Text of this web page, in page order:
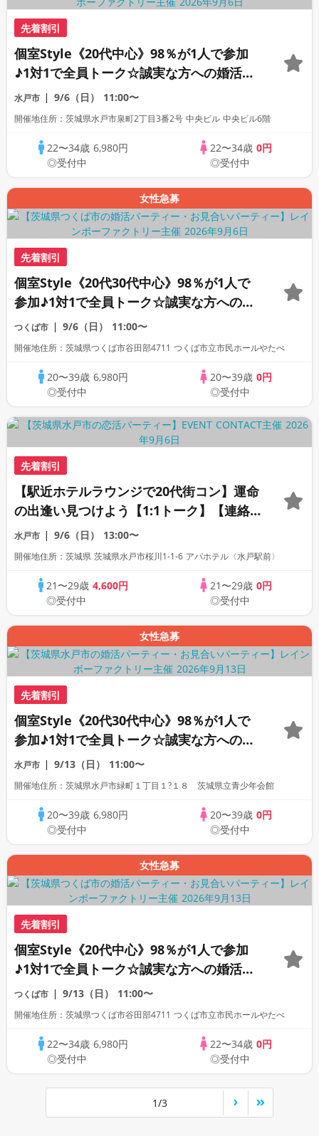
先着割引
個室Style《20代中心》98％が1人で参加
♪1対1で全員トーク☆誠実な方への婚活パ
ーティー
水戸市 9/6（日） 11:00〜
開催地住所：茨城県水戸市泉町2丁目3番2号 中央ビル 中央ビル6階
22〜34歳 6,980円
◎受付中
22〜34歳 0円
◎受付中
女性急募
先着割引
個室Style《20代30代中心》98％が1人で
参加♪1対1で全員トーク☆誠実な方への婚
活パーティー
つくば市 9/6（日） 11:00〜
開催地住所：茨城県つくば市谷田部4711 つくば市立市民ホールやたべ
20〜39歳 6,980円
◎受付中
20〜39歳 0円
◎受付中
先着割引
【駅近ホテルラウンジで20代街コン】運命
の出逢い見つけよう【1:1トーク】【連絡
先自由交換】
水戸市 9/6（日） 13:00〜
開催地住所：茨城県 茨城県水戸市桜川1-1-6 アパホテル〈水戸駅前〉
21〜29歳4,600円
◎受付中
21〜29歳 0円
◎受付中
女性急募
先着割引
個室Style《20代30代中心》98％が1人で
参加♪1対1で全員トーク☆誠実な方への婚
活パーティー
水戸市 9/13（日） 11:00〜
開催地住所：茨城県水戸市緑町１丁目１?１８ 茨城県立青少年会館
20〜39歳 6,980円
◎受付中
20〜39歳 0円
◎受付中
女性急募
先着割引
個室Style《20代中心》98％が1人で参加
♪1対1で全員トーク☆誠実な方への婚活パ
ーティー
つくば市 9/13（日） 11:00〜
開催地住所：茨城県つくば市谷田部4711 つくば市立市民ホールやたべ
22〜34歳 6,980円
◎受付中
22〜34歳 0円
◎受付中
1/3